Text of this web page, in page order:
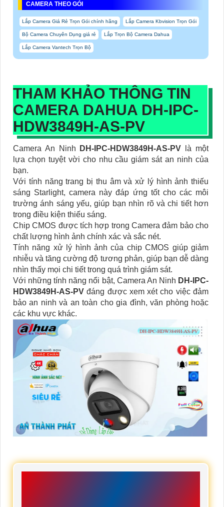
CAMERA THEO GÓI
Lắp Camera Giá Rẻ Trọn Gói chính hãng Lắp Camera Kbvision Trọn Gói
Bộ Camera Chuyên Dụng giá rẻ Lắp Trọn Bộ Camera Dahua
Lắp Camera Vantech Trọn Bộ
THAM KHẢO THÔNG TIN
CAMERA DAHUA DH-IPC-
HDW3849H-AS-PV
Camera An Ninh DH-IPC-HDW3849H-AS-PV là một
lựa chọn tuyệt vời cho nhu cầu giám sát an ninh của
bạn.
Với tính năng trang bị thu âm và xử lý hình ảnh thiếu
sáng Starlight, camera này đáp ứng tốt cho các môi
trường ánh sáng yếu, giúp bạn nhìn rõ và chi tiết hơn
trong điều kiện thiếu sáng.
Chip CMOS được tích hợp trong Camera đảm bảo cho
chất lượng hình ảnh chính xác và sắc nét.
Tính năng xử lý hình ảnh của chip CMOS giúp giảm
nhiễu và tăng cường độ tương phản, giúp bạn dễ dàng
nhìn thấy mọi chi tiết trong quá trình giám sát.
Với những tính năng nổi bật, Camera An Ninh DH-IPC-
HDW3849H-AS-PV đáng được xem xét cho việc đảm
bảo an ninh và an toàn cho gia đình, văn phòng hoặc
các khu vực khác.